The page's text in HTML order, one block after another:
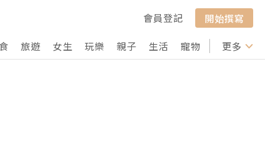
會員登記
開始撰寫
旅遊 女生 玩樂 親子 生活 寵物 行山 打卡
更多